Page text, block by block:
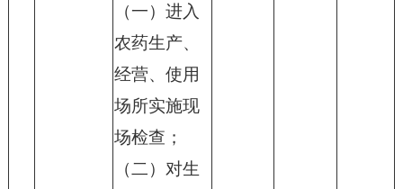
（一）进入
农药生产、
经营、使用
场所实施现
场检查；
（二）对生